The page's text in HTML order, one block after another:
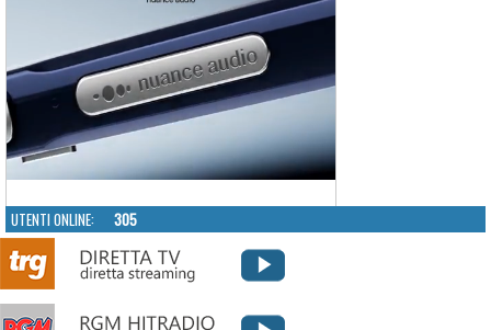
UTENTI ONLINE: 305